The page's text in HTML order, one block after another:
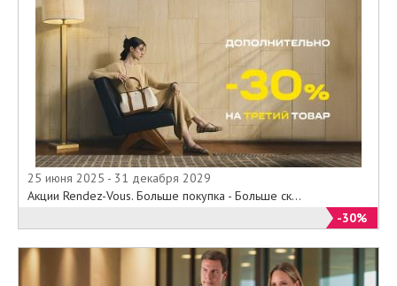
25 июня 2025 - 31 декабря 2029
Акции Rendez-Vous. Больше покупка - Больше ск...
-30%